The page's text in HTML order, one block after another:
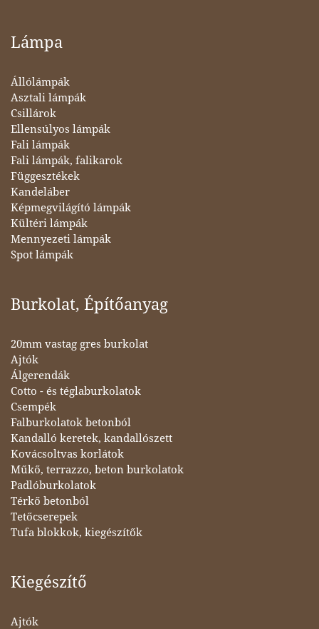
Lámpa
Állólámpák
Asztali lámpák
Csillárok
Ellensúlyos lámpák
Fali lámpák
Fali lámpák, falikarok
Függesztékek
Kandeláber
Képmegvilágító lámpák
Kültéri lámpák
Mennyezeti lámpák
Spot lámpák
Burkolat, Építőanyag
20mm vastag gres burkolat
Ajtók
Álgerendák
Cotto - és téglaburkolatok
Csempék
Falburkolatok betonból
Kandalló keretek, kandallószett
Kovácsoltvas korlátok
Műkő, terrazzo, beton burkolatok
Padlóburkolatok
Térkő betonból
Tetőcserepek
Tufa blokkok, kiegészítők
Kiegészítő
Ajtók